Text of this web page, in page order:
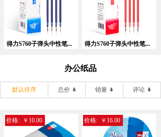
得力S760子弹头中性笔... 得力S760子弹头中性笔...
办公纸品
默认排序 总价 销量 评论
价格: ￥10.00 价格: ￥16.00